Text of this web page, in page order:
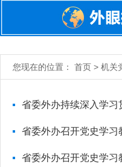
您现在的位置： 首页 > 机关
省委外办持续深入学习
省委外办召开党史学习
省委外办召开党史学习